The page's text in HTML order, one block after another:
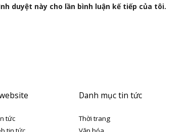
duyệt này cho lần bình luận kế tiếp của tôi.
tức
Danh mục tin tức
Thời trang